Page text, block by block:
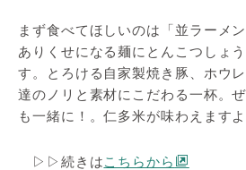
まず食べてほしいのは「並ラーメ
ありくせになる麺にとんこつしょ
す。とろける自家製焼き豚、ホウ
達のノリと素材にこだわる一杯。
も一緒に！。仁多米が味わえますよ
▷▷続きはこちらから